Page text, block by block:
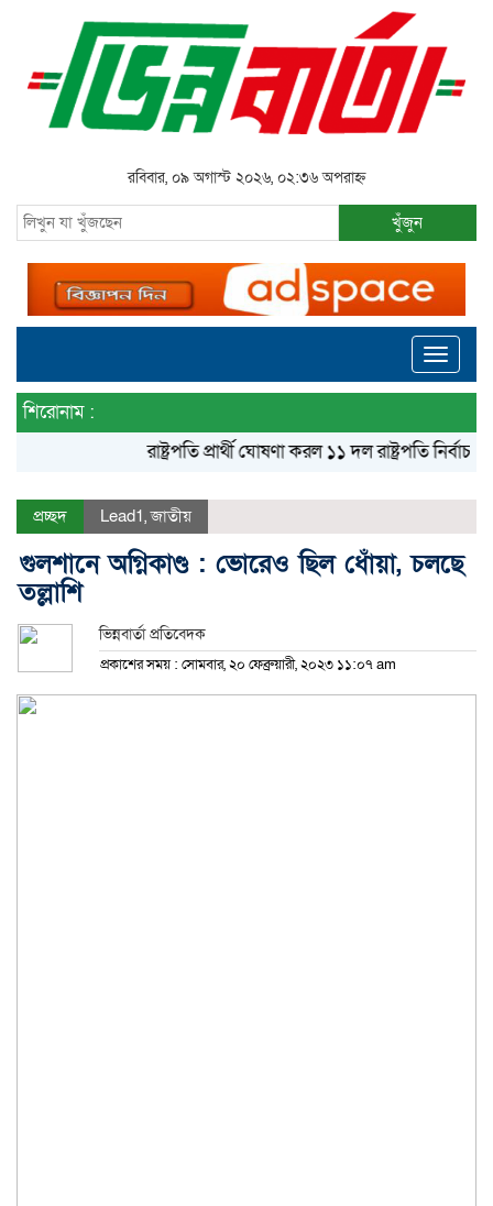
রবিবার, ০৯ অগাস্ট ২০২৬, ০২:৩৬ অপরাহ্ন
খুঁজুন
Toggle
শিরোনাম :
রাষ্ট্রপতি প্রার্থী ঘোষণা করল ১১ দলরাষ্ট্রপতি নির্বাচনে
প্রচ্ছদ Lead1,জাতীয়
গুলশানে অগ্নিকাণ্ড : ভোরেও ছিল ধোঁয়া, চলছে
তল্লাশি
ভিন্নবার্তা প্রতিবেদক
প্রকাশের সময় : সোমবার, ২০ ফেব্রুয়ারী, ২০২৩ ১১:০৭ am